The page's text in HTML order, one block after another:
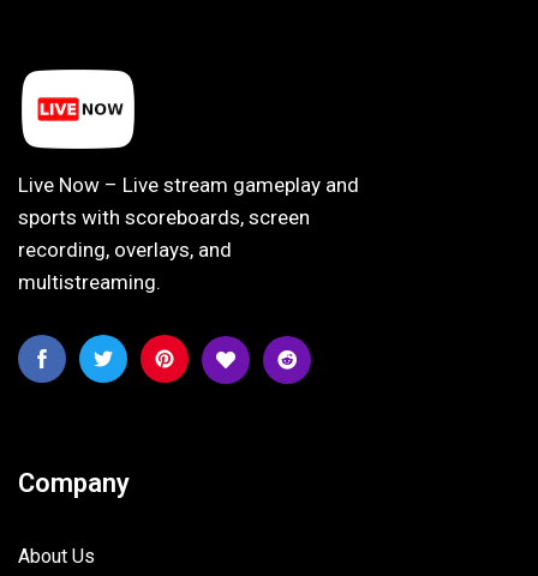
Live Now – Live stream gameplay and
sports with scoreboards, screen
recording, overlays, and
multistreaming.
Company
About Us